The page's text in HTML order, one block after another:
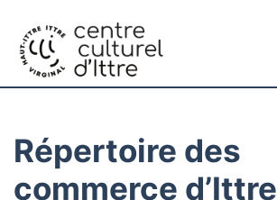
Répertoire des
commerce d’Ittre